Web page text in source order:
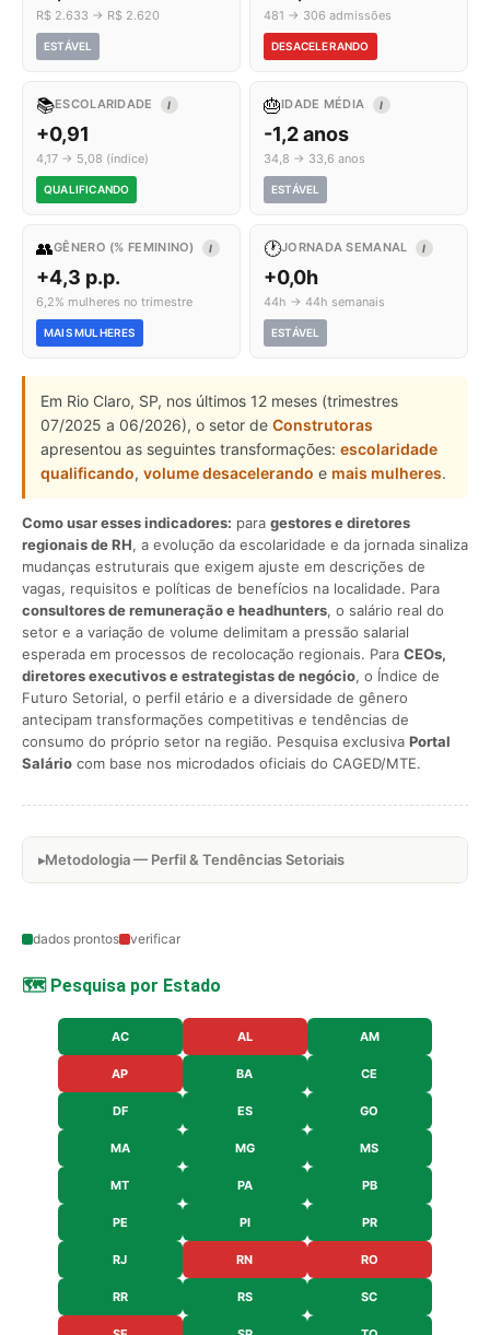
R$ 2.633 → R$ 2.620
ESTÁVEL
481 → 306 admissões
DESACELERANDO
📚ESCOLARIDADE I
+0,91
4,17 → 5,08 (índice)
QUALIFICANDO
🎂IDADE MÉDIA I
-1,2 anos
34,8 → 33,6 anos
ESTÁVEL
👥GÊNERO (% FEMININO) I
+4,3 p.p.
6,2% mulheres no trimestre
MAIS MULHERES
🕐JORNADA SEMANAL I
+0,0h
44h → 44h semanais
ESTÁVEL
Em Rio Claro, SP, nos últimos 12 meses (trimestres
07/2025 a 06/2026), o setor de Construtoras
apresentou as seguintes transformações: escolaridade
qualificando, volume desacelerando e mais mulheres.
Como usar esses indicadores: para gestores e diretores
regionais de RH, a evolução da escolaridade e da jornada sinaliza
mudanças estruturais que exigem ajuste em descrições de
vagas, requisitos e políticas de benefícios na localidade. Para
consultores de remuneração e headhunters, o salário real do
setor e a variação de volume delimitam a pressão salarial
esperada em processos de recolocação regionais. Para CEOs,
diretores executivos e estrategistas de negócio, o Índice de
Futuro Setorial, o perfil etário e a diversidade de gênero
antecipam transformações competitivas e tendências de
consumo do próprio setor na região. Pesquisa exclusiva Portal
Salário com base nos microdados oficiais do CAGED/MTE.
Metodologia — Perfil & Tendências Setoriais
dados prontos verificar
🗺️ Pesquisa por Estado
AC AL AM
AP BA CE
DF ES GO
MA MG MS
MT PA PB
PE PI PR
RJ RN RO
RR RS SC